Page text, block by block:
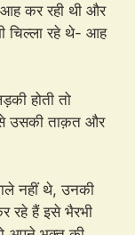
कर रही थी और
चिल्ला रहे थे- आह
होती तो
से उसकी ताक़त और
नहीं थे, उनकी
रहे हैं इसे भैरभी